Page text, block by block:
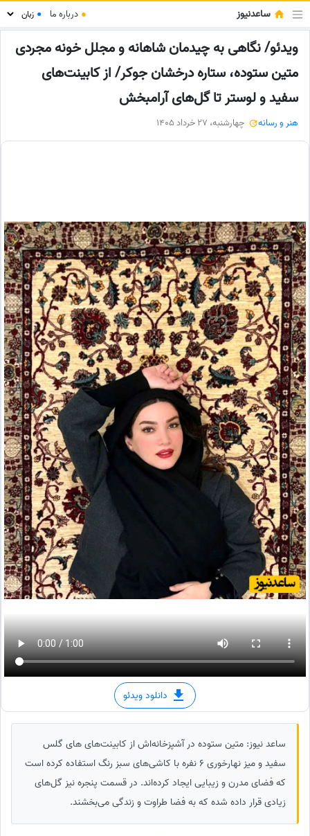
ساعدنیوز ● درباره ما ●
ویدئو/ نگاهی به چیدمان شاهانه و مجلل خونه مجردی
متین ستوده، ستاره درخشان جوکر/ از کابینت‌های
سفید و لوستر تا گل‌های آرامبخش
هنر و رسانه چهارشنبه، 27 خرداد 1405
دانلود ویدئو
ساعد نیوز: متین ستوده در آشپزخانه‌اش از کابینت‌های های گلس
سفید و میز نهارخوری 6 نفره با کاشی‌های سبز رنگ استفاده کرده است
که فضای مدرن و زیبایی ایجاد کرده‌اند. در قسمت پنجره نیز گل‌های
زیادی قرار داده شده که به فضا طراوت و زندگی می‌بخشند.